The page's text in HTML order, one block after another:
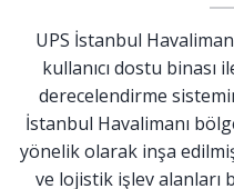
UPS İstanbul
kullanıcı dostu binası
derecelendirme
İstanbul Havalimanı
yönelik olarak inşa
ve lojistik işlev alanları